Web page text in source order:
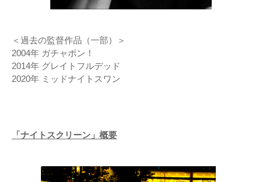
＜過去の監督作品（一部）＞
2004年 ガチャポン！
2014年 グレイトフルデッド
2020年 ミッドナイトスワン
「ナイトスクリーン」概要